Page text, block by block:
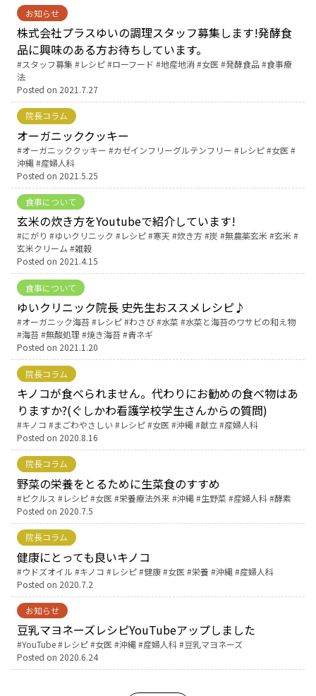
お知らせ
株式会社プラスゆいの調理スタッフ募集します!発酵食
品に興味のある方お待ちしています。
Tags:
スタッフ募集 レシピ ローフード 地産地消 女医 発酵食品 食事療
法
Posted on 2021.7.27
院長コラム
オーガニッククッキー
Tags:
オーガニッククッキー カゼインフリーグルテンフリー レシピ
女医
沖縄
産婦人科
Posted on 2021.5.25
食事について
玄米の炊き方をYoutubeで紹介しています!
Tags:
にがり ゆいクリニック レシピ 寒天 炊き方 炭 無農薬玄米
玄米
玄米クリーム
雑穀
Posted on 2021.4.15
食事について
ゆいクリニック院長 史先生おススメレシピ♪
Tags:
オーガニック海苔 レシピ わさび 水菜
水菜と海苔のワサビの和え物
海苔 無酸処理 焼き海苔
青ネギ
Posted on 2021.1.20
院長コラム
キノコが食べられません。代わりにお勧めの食べ物はあ
りますか?(ぐしかわ看護学校学生さんからの質問)
Tags:
キノコ まごわやさしい レシピ 女医 沖縄 献立
産婦人科
Posted on 2020.8.16
院長コラム
野菜の栄養をとるために生菜食のすすめ
Tags:
ピクルス レシピ 女医 栄養療法外来 沖縄 生野菜 産婦人科 酵素
Posted on 2020.7.5
院長コラム
健康にとっても良いキノコ
Tags:
ウドズオイル キノコ レシピ 健康 女医 栄養 沖縄
産婦人科
Posted on 2020.7.2
お知らせ
豆乳マヨネーズレシピYouTubeアップしました
Tags:
YouTube レシピ 女医 沖縄 産婦人科
豆乳マヨネーズ
Posted on 2020.6.24
遠方にお住まいで当院での出産を希望される方へ
医師プロフィール